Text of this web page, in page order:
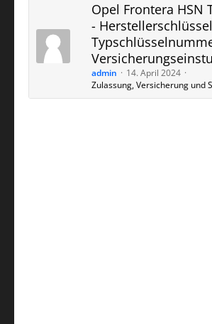
Opel Frontera HSN
-
admin
14. April 2024
Zulassung, Versicherung und